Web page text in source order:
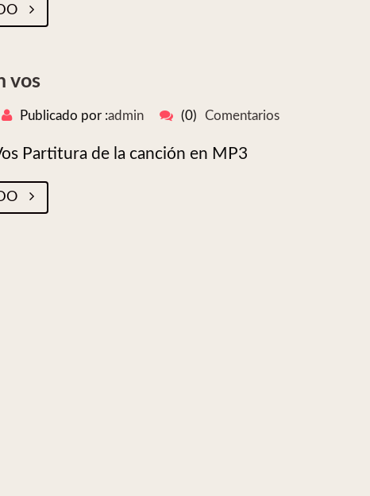
vos
Publicado por :admin (0) Comentarios
Partitura de la canción en MP3